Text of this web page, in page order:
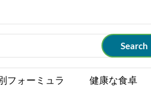
フォーミュラ 健康な食卓